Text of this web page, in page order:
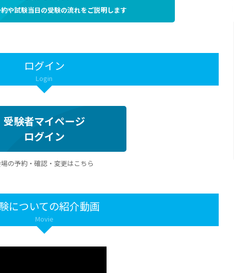
や試験当日の受験の流れをご説明します
ログイン
Login
受験者マイページ
ログイン
の予約・確認・変更はこちら
についての紹介動画
Movie